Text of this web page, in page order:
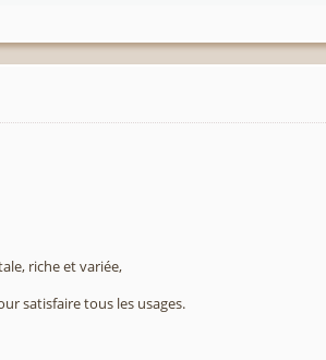
riche et variée,
satisfaire tous les usages.